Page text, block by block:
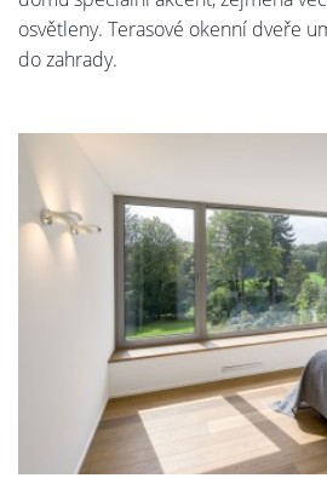
osvětleny. Terasové okenní dveře
do zahrady.